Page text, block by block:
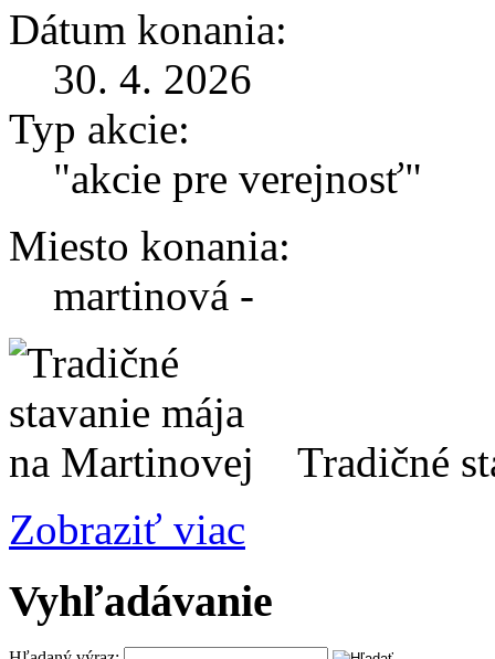
Dátum konania:
30. 4. 2026
Typ akcie:
"akcie pre verejnosť"
Miesto konania:
martinová -
Tradičné
Zobraziť viac
Vyhľadávanie